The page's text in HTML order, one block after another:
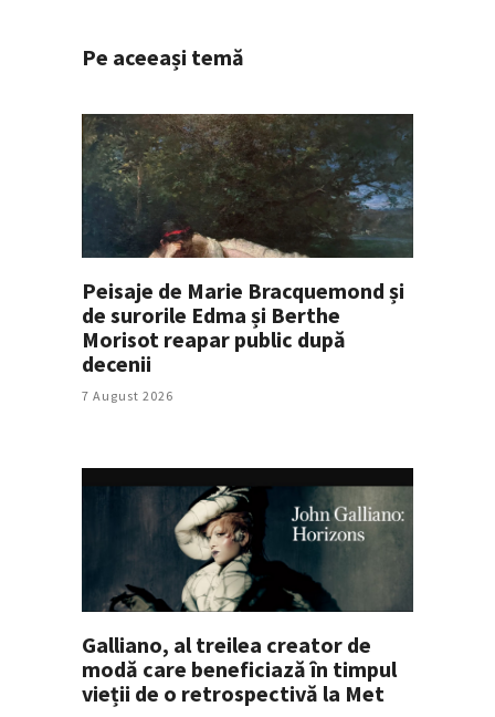
Pe aceeași temă
Peisaje de Marie Bracquemond și
de surorile Edma și Berthe
Morisot reapar public după
decenii
7 August 2026
Galliano, al treilea creator de
modă care beneficiază în timpul
vieții de o retrospectivă la Met